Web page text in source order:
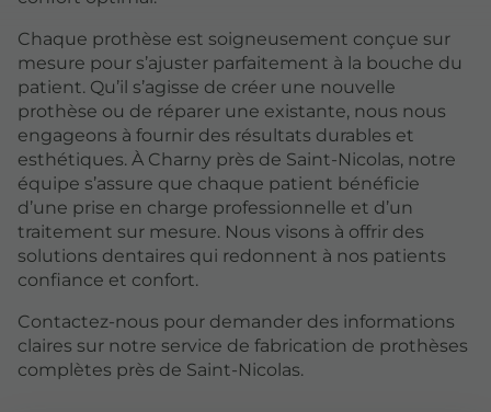
Chaque prothèse est soigneusement conçue sur
mesure pour s’ajuster parfaitement à la bouche du
patient. Qu’il s’agisse de créer une nouvelle
prothèse ou de réparer une existante, nous nous
engageons à fournir des résultats durables et
esthétiques. À Charny près de Saint-Nicolas, notre
équipe s’assure que chaque patient bénéficie
d’une prise en charge professionnelle et d’un
traitement sur mesure. Nous visons à offrir des
solutions dentaires qui redonnent à nos patients
confiance et confort.
Contactez-nous pour demander des informations
claires sur notre service de fabrication de prothèses
complètes près de Saint-Nicolas.